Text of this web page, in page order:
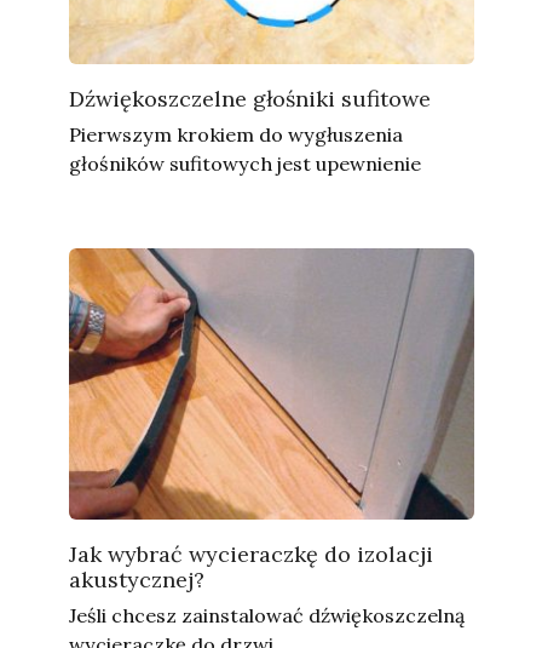
Dźwiękoszczelne głośniki sufitowe
Pierwszym krokiem do wygłuszenia
głośników sufitowych jest upewnienie
Jak wybrać wycieraczkę do izolacji
akustycznej?
Jeśli chcesz zainstalować dźwiękoszczelną